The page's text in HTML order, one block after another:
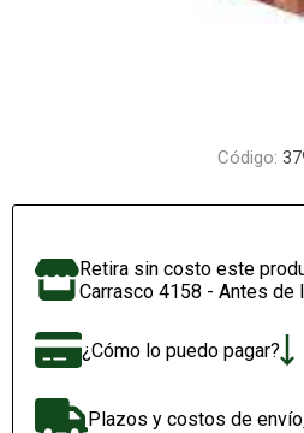
Código:
Retira sin costo este
Carrasco 4158 - Antes de
¿Cómo lo puedo pagar?
Plazos y costos de envío